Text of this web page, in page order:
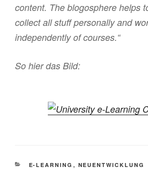
content. The blogosphere helps
collect all stuff personally and
independently of courses.“
So hier das Bild:
KATEGORIEN
E-LEARNING , NEUENTWICKLUNG